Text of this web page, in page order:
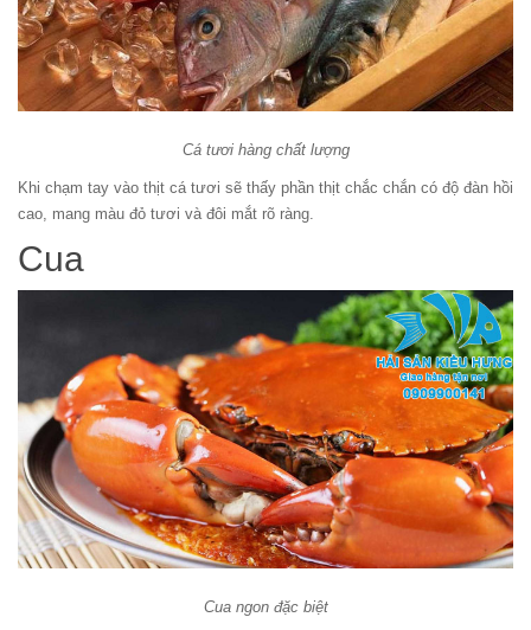
Cá tươi hàng chất lượng
Khi chạm tay vào thịt cá tươi sẽ thấy phần thịt chắc chắn có độ đàn hồi
cao, mang màu đỏ tươi và đôi mắt rõ ràng.
Cua
Cua ngon đặc biệt